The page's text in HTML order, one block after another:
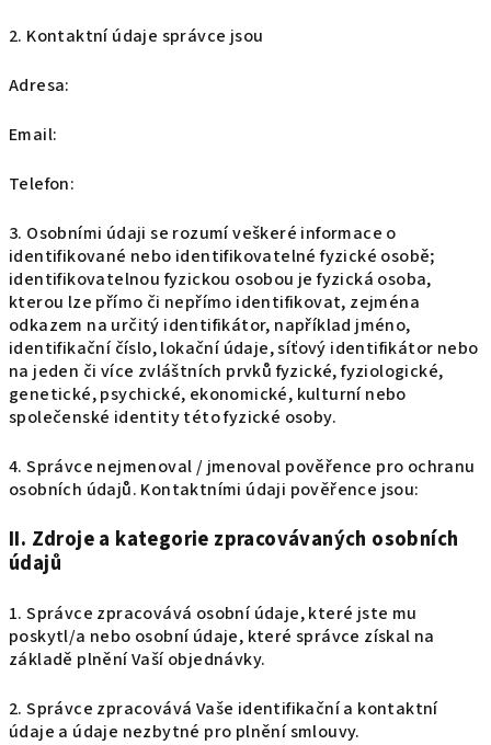
2. Kontaktní údaje správce jsou
Adresa:
Email:
Telefon:
3. Osobními údaji se rozumí veškeré informace o
identifikované nebo identifikovatelné fyzické osobě;
identifikovatelnou fyzickou osobou je fyzická osoba,
kterou lze přímo či nepřímo identifikovat, zejména
odkazem na určitý identifikátor, například jméno,
identifikační číslo, lokační údaje, síťový identifikátor nebo
na jeden či více zvláštních prvků fyzické, fyziologické,
genetické, psychické, ekonomické, kulturní nebo
společenské identity této fyzické osoby.
4. Správce nejmenoval / jmenoval pověřence pro ochranu
osobních údajů. Kontaktními údaji pověřence jsou:
II. Zdroje a kategorie zpracovávaných osobních
údajů
1. Správce zpracovává osobní údaje, které jste mu
poskytl/a nebo osobní údaje, které správce získal na
základě plnění Vaší objednávky.
2. Správce zpracovává Vaše identifikační a kontaktní
údaje a údaje nezbytné pro plnění smlouvy.